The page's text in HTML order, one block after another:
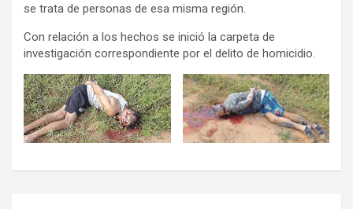
se trata de personas de esa misma región.
Con relación a los hechos se inició la carpeta de
investigación correspondiente por el delito de homicidio.